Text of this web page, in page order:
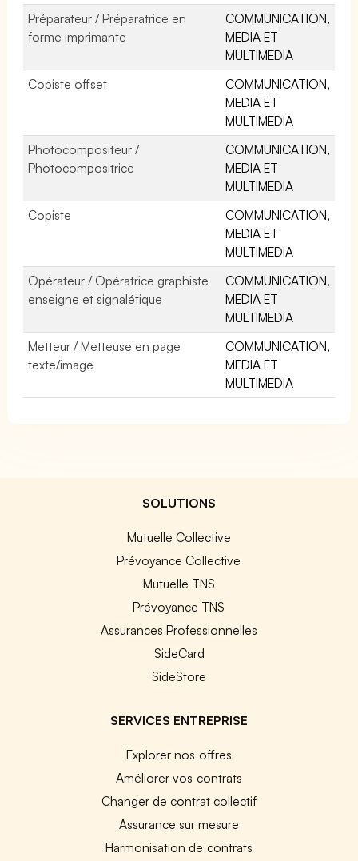
Préparateur / Préparatrice en
forme imprimante
COMMUNICATION,
MEDIA ET
MULTIMEDIA
Copiste offset
COMMUNICATION,
MEDIA ET
MULTIMEDIA
Photocompositeur /
Photocompositrice
COMMUNICATION,
MEDIA ET
MULTIMEDIA
Copiste
COMMUNICATION,
MEDIA ET
MULTIMEDIA
Opérateur / Opératrice graphiste
enseigne et signalétique
COMMUNICATION,
MEDIA ET
MULTIMEDIA
Metteur / Metteuse en page
texte/image
COMMUNICATION,
MEDIA ET
MULTIMEDIA
SOLUTIONS
Mutuelle Collective
Prévoyance Collective
Mutuelle TNS
Prévoyance TNS
Assurances Professionnelles
SideCard
SideStore
SERVICES ENTREPRISE
Explorer nos offres
Améliorer vos contrats
Changer de contrat collectif
Assurance sur mesure
Harmonisation de contrats